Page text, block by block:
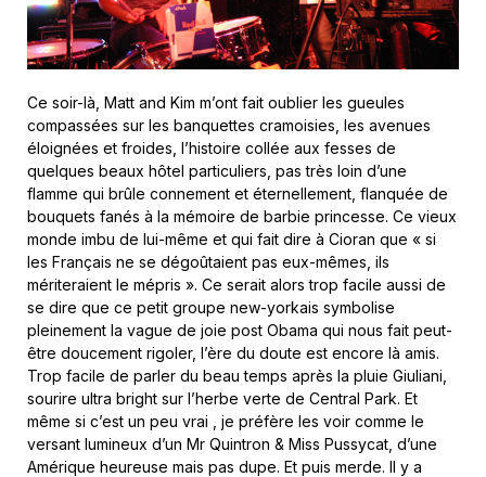
Ce soir-là, Matt and Kim m’ont fait oublier les gueules
compassées sur les banquettes cramoisies, les avenues
éloignées et froides, l’histoire collée aux fesses de
quelques beaux hôtel particuliers, pas très loin d’une
flamme qui brûle connement et éternellement, flanquée de
bouquets fanés à la mémoire de barbie princesse. Ce vieux
monde imbu de lui-même et qui fait dire à Cioran que « si
les Français ne se dégoûtaient pas eux-mêmes, ils
mériteraient le mépris ». Ce serait alors trop facile aussi de
se dire que ce petit groupe new-yorkais symbolise
pleinement la vague de joie post Obama qui nous fait peut-
être doucement rigoler, l’ère du doute est encore là amis.
Trop facile de parler du beau temps après la pluie Giuliani,
sourire ultra bright sur l’herbe verte de Central Park. Et
même si c’est un peu vrai , je préfère les voir comme le
versant lumineux d’un Mr Quintron & Miss Pussycat, d’une
Amérique heureuse mais pas dupe. Et puis merde. Il y a